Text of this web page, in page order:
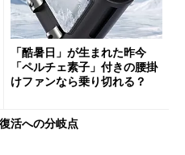
「酷暑日」が生まれた昨今
「ペルチェ素子」付きの腰掛
けファンなら乗り切れる？
活への分岐点